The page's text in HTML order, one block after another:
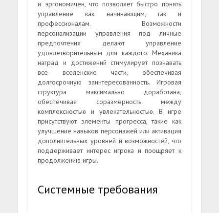
и эргономичен, что позволяет быстро понять
управление как начинающим, так и
профессионалам. Возможности
персонализации управления под личные
предпочтения делают управление
удовлетворительным для каждого. Механика
наград и достижений стимулирует познавать
все вселенские части, обеспечивая
долгосрочную заинтересованность. Игровая
структура максимально доработана,
обеспечивая соразмерность между
комплексностью и увлекательностью. В игре
присутствуют элементы прогресса, такие как
улучшение навыков персонажей или активация
дополнительных уровней и возможностей, что
поддерживает интерес игрока и поощряет к
продолжению игры.
Системные требования